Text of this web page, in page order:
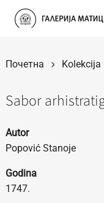
Прескочи
Почетна Kolekcija
Sabor
Autor
Popović Stanoje
Godina
1747.